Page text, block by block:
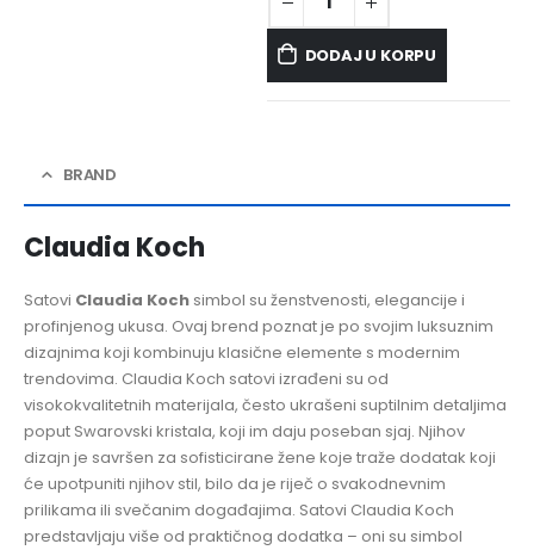
DODAJ U KORPU
BRAND
Claudia Koch
Satovi Claudia Koch simbol su ženstvenosti, elegancije i
profinjenog ukusa. Ovaj brend poznat je po svojim luksuznim
dizajnima koji kombinuju klasične elemente s modernim
trendovima. Claudia Koch satovi izrađeni su od
visokokvalitetnih materijala, često ukrašeni suptilnim detaljima
poput Swarovski kristala, koji im daju poseban sjaj. Njihov
dizajn je savršen za sofisticirane žene koje traže dodatak koji
će upotpuniti njihov stil, bilo da je riječ o svakodnevnim
prilikama ili svečanim događajima. Satovi Claudia Koch
predstavljaju više od praktičnog dodatka – oni su simbol